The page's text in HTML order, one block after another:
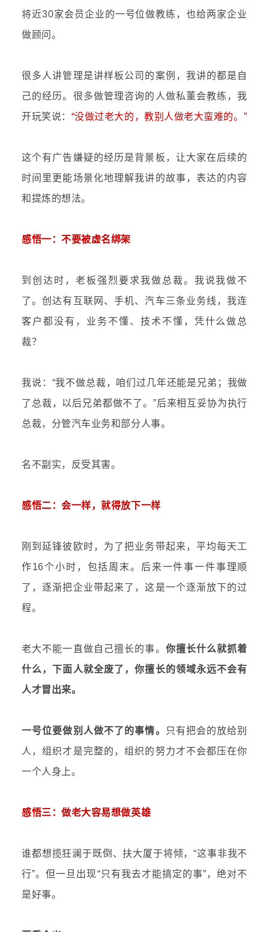
将近30家会员企业的一号位做教练，也给两家企业
做顾问。
很多人讲管理是讲样板公司的案例，我讲的都是自
己的经历。很多做管理咨询的人做私董会教练，我
开玩笑说： “没做过老大的，教别人做老大蛮难的。”
这个有广告嫌疑的经历是背景板，让大家在后续的
时间里更能场景化地理解我讲的故事，表达的内容
和提炼的想法。
感悟一：不要被虚名绑架
到创达时，老板强烈要求我做总裁。我说我做不
了。创达有互联网、手机、汽车三条业务线，我连
客户都没有，业务不懂、技术不懂，凭什么做总
裁？
我说：“我不做总裁，咱们过几年还能是兄弟；我做
了总裁，以后兄弟都做不了。”后来相互妥协为执行
总裁，分管汽车业务和部分人事。
名不副实，反受其害。
感悟二：会一样，就得放下一样
刚到延锋彼欧时，为了把业务带起来，平均每天工
作16个小时，包括周末。 后来一件事一件事理顺
了，逐渐把企业带起来了，这是一个逐渐放下的过
程。
老大不能一直做自己擅长的事。 你擅长什么就抓着
什么，下面人就全废了，你擅长的领域永远不会有
人才冒出来。
一号位要做别人做不了的事情。
只有把会的放给别
人，组织才是完整的，组织的努力才不会都压在你
一个人身上。
感悟三：做老大容易想做英雄
谁都想揽狂澜于既倒、扶大厦于将倾，“这事非我不
行”。但一旦出现“只有我去才能搞定的事”，绝对不
是好事。